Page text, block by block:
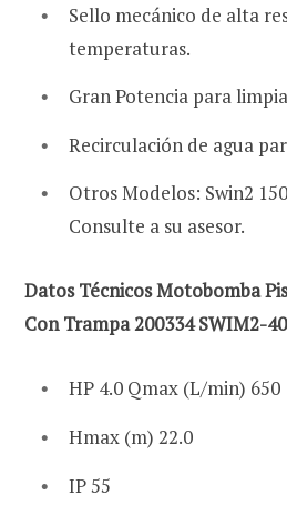
Sello mecánico de alta
temperaturas.
Gran Potencia para
Recirculación de agua
Otros Modelos: Swin2
Consulte a su asesor.
Datos Técnicos Motobomba
Con Trampa 200334 SWIM2-
HP 4.0 Qmax (L/min) 650
Hmax (m) 22.0
IP 55